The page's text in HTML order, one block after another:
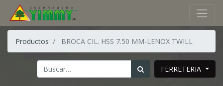
Productos BROCA CIL. HSS 7.50 MM-LENOX TWILL
FERRETERIA